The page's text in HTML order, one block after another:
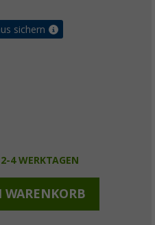
sichern
4 WERKTAGEN
WARENKORB